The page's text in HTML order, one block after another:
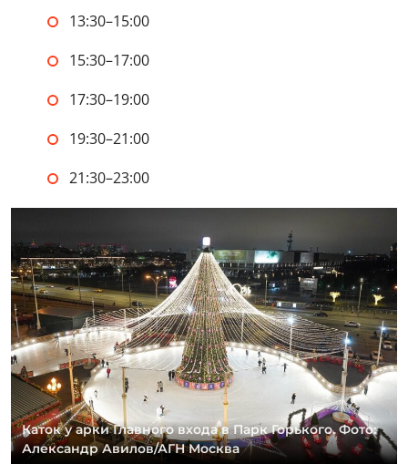
13:30–15:00
15:30–17:00
17:30–19:00
19:30–21:00
21:30–23:00
Каток у арки Главного входа в Парк Горького. Фото:
Александр Авилов/АГН Москва